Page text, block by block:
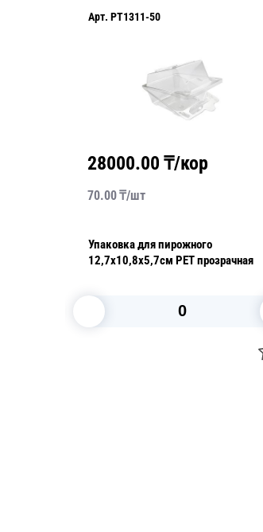
Арт. PT1311-50
28000.00 ₸/кор
70.00₸/шт
Упаковка для пирожного
12,7х10,8х5,7см PET прозрачная